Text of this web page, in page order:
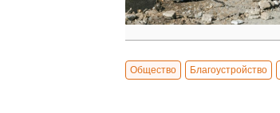
Общество Благоустройство